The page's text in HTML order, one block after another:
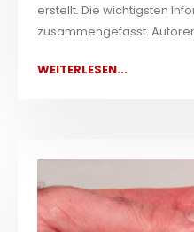
erstellt. Die wichtigsten
zusammengefasst.
WEITERLESEN...